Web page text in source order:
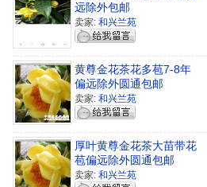
远除外包邮
卖家: 和兴兰苑
黄尊金花茶花多苞7-8年
偏远除外圆通包邮
卖家: 和兴兰苑
厚叶黄尊金花茶大苗带花
苞偏远除外圆通包邮
卖家: 和兴兰苑